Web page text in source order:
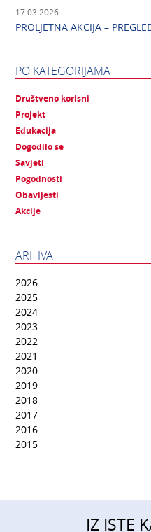
17.03.2026
PROLJETNA AKCIJA –
PO KATEGORIJAMA
Društveno korisni
Projekt
Edukacija
Dogodilo se
Savjeti
Pogodnosti
Obavijesti
Akcije
ARHIVA
2026
2025
2024
2023
2022
2021
2020
2019
2018
2017
2016
2015
IZ ISTE